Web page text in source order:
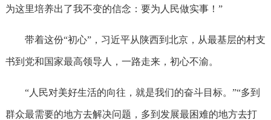
为这里培养出了我不变的信念：要为人民做实事！”
带着这份“初心”，习近平从陕西到北京，从最基层的村支
书到党和国家最高领导人，一路走来，初心不渝。
“人民对美好生活的向往，就是我们的奋斗目标。”“多到
群众最需要的地方去解决问题，多到发展最困难的地方去打